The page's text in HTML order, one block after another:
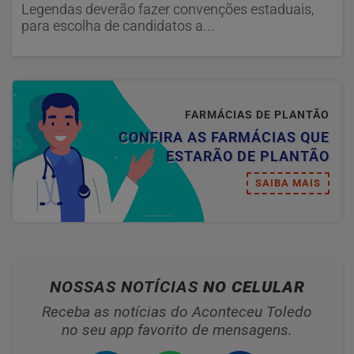
Legendas deverão fazer convenções estaduais,
para escolha de candidatos a...
FARMÁCIAS DE PLANTÃO
CONFIRA AS FARMÁCIAS QUE
ESTARÃO DE PLANTÃO
SAIBA MAIS
NOSSAS NOTÍCIAS NO CELULAR
Receba as notícias do Aconteceu Toledo
no seu app favorito de mensagens.